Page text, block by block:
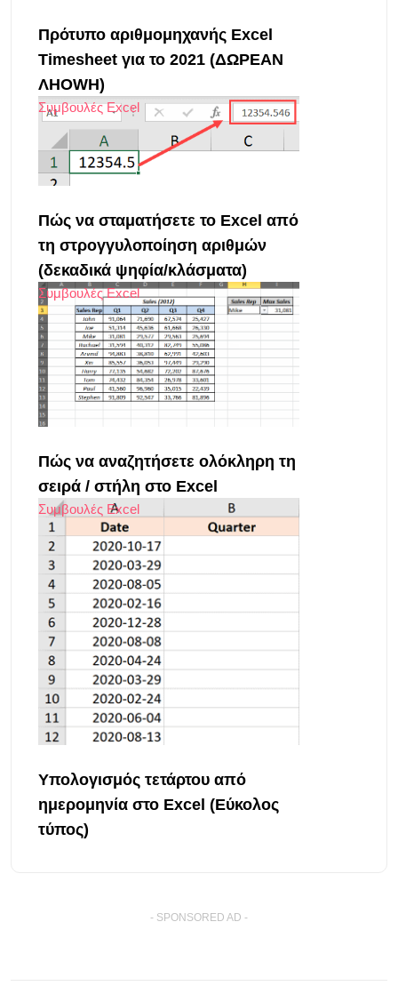
Πρότυπο αριθμομηχανής Excel
Timesheet για το 2021 (ΔΩΡΕΑΝ
ΛΗOWΗ)
Συμβουλές Excel
Πώς να σταματήσετε το Excel από
τη στρογγυλοποίηση αριθμών
(δεκαδικά ψηφία/κλάσματα)
Συμβουλές Excel
Πώς να αναζητήσετε ολόκληρη τη
σειρά / στήλη στο Excel
Συμβουλές Excel
Υπολογισμός τετάρτου από
ημερομηνία στο Excel (Εύκολος
τύπος)
- SPONSORED AD -